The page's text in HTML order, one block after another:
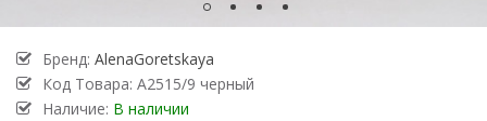
Бренд: AlenaGoretskaya
Код Товара: А2515/9 черный
Наличие: В наличии